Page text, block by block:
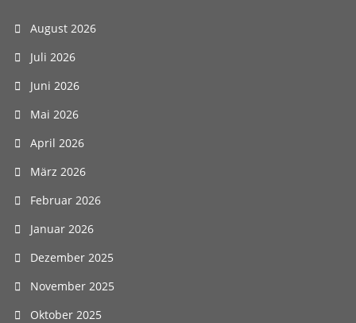
August 2026
Juli 2026
Juni 2026
Mai 2026
April 2026
März 2026
Februar 2026
Januar 2026
Dezember 2025
November 2025
Oktober 2025